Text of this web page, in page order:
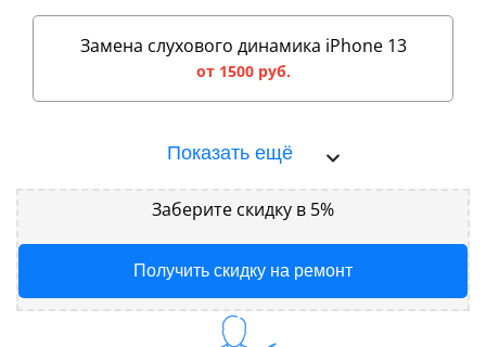
Замена слухового динамика iPhone 13
от 1500 руб.
Показать ещё
Заберите скидку в 5%
Получить скидку на ремонт